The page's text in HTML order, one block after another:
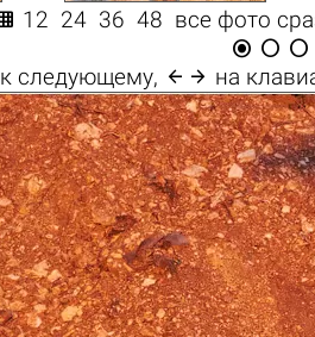
12 24 36 48 все фото
  
следующему,  на